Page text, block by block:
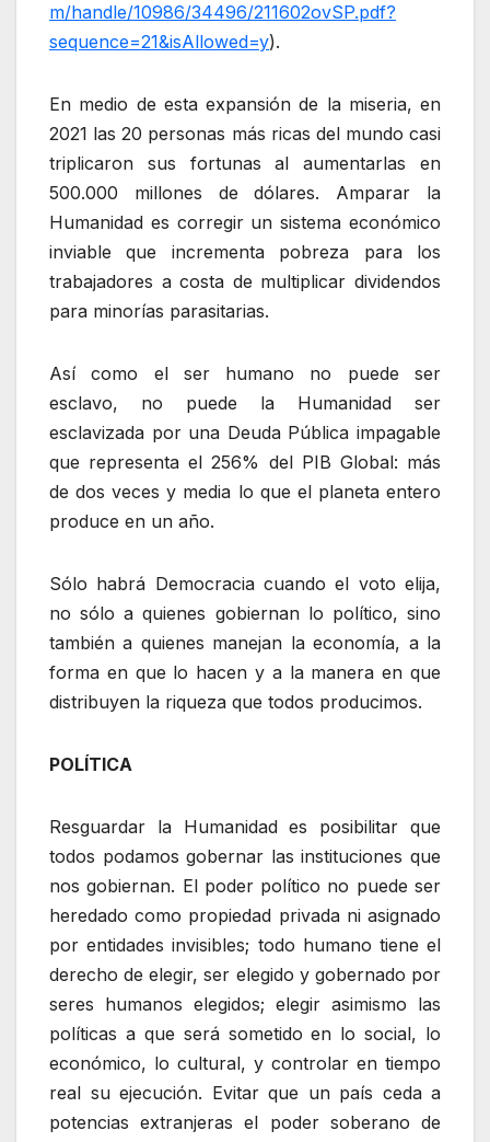
m/handle/10986/34496/211602ovSP.pdf?
sequence=21&isAllowed=y).
En medio de esta expansión de la miseria, en
2021 las 20 personas más ricas del mundo casi
triplicaron sus fortunas al aumentarlas en
500.000 millones de dólares. Amparar la
Humanidad es corregir un sistema económico
inviable que incrementa pobreza para los
trabajadores a costa de multiplicar dividendos
para minorías parasitarias.
Así como el ser humano no puede ser
esclavo, no puede la Humanidad ser
esclavizada por una Deuda Pública impagable
que representa el 256% del PIB Global: más
de dos veces y media lo que el planeta entero
produce en un año.
Sólo habrá Democracia cuando el voto elija,
no sólo a quienes gobiernan lo político, sino
también a quienes manejan la economía, a la
forma en que lo hacen y a la manera en que
distribuyen la riqueza que todos producimos.
POLÍTICA
Resguardar la Humanidad es posibilitar que
todos podamos gobernar las instituciones que
nos gobiernan. El poder político no puede ser
heredado como propiedad privada ni asignado
por entidades invisibles; todo humano tiene el
derecho de elegir, ser elegido y gobernado por
seres humanos elegidos; elegir asimismo las
políticas a que será sometido en lo social, lo
económico, lo cultural, y controlar en tiempo
real su ejecución. Evitar que un país ceda a
potencias extranjeras el poder soberano de